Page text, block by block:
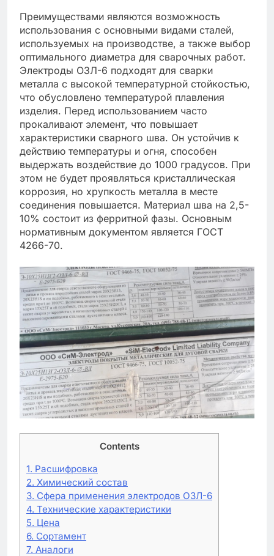
Преимуществами являются возможность
использования с основными видами сталей,
используемых на производстве, а также выбор
оптимального диаметра для сварочных работ.
Электроды ОЗЛ-6 подходят для сварки
металла с высокой температурной стойкостью,
что обусловлено температурой плавления
изделия. Перед использованием часто
прокаливают элемент, что повышает
характеристики сварного шва. Он устойчив к
действию температуры и огня, способен
выдержать воздействие до 1000 градусов. При
этом не будет проявляться кристаллическая
коррозия, но хрупкость металла в месте
соединения повышается. Материал шва на 2,5-
10% состоит из ферритной фазы. Основным
нормативным документом является ГОСТ
4266-70.
Contents
1. Расшифровка
2. Химический состав
3. Сфера применения электродов ОЗЛ-6
4. Технические характеристики
5. Цена
6. Сортамент
7. Аналоги